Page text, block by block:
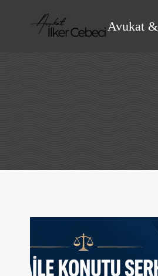
Avukat